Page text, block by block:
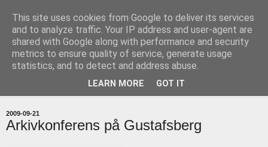
uddevallabloggen.se
med stort och smått från Uddevallas horisont
2009-09-21
Arkivkonferens på Gustafsberg
This site uses cookies from Google to deliver its services
and to analyze traffic. Your IP address and user-agent are
shared with Google along with performance and security
metrics to ensure quality of service, generate usage
statistics, and to detect and address abuse.
LEARN MORE GOT IT